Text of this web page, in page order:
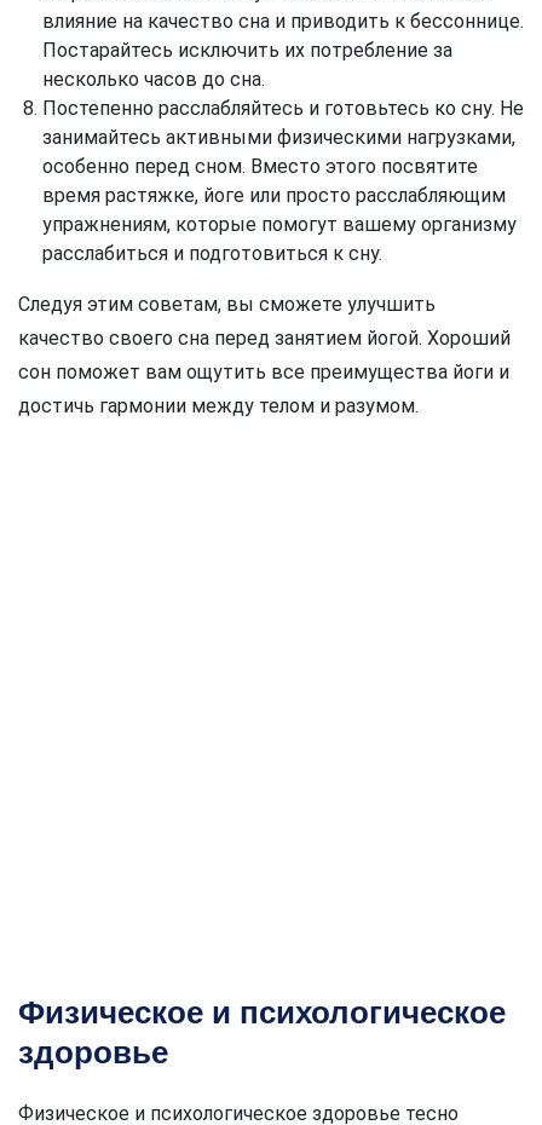
влияние на качество сна и приводить к бессоннице.
Постарайтесь исключить их потребление за
несколько часов до сна.
Постепенно расслабляйтесь и готовьтесь ко сну. Не
занимайтесь активными физическими нагрузками,
особенно перед сном. Вместо этого посвятите
время растяжке, йоге или просто расслабляющим
упражнениям, которые помогут вашему организму
расслабиться и подготовиться к сну.
Следуя этим советам, вы сможете улучшить
качество своего сна перед занятием йогой. Хороший
сон поможет вам ощутить все преимущества йоги и
достичь гармонии между телом и разумом.
Физическое и психологическое
здоровье
Физическое и психологическое здоровье тесно